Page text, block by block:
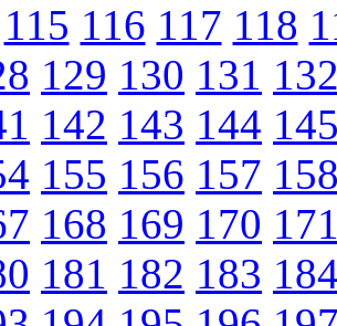
115 116 117 118
129 130 131
142 143 144
155 156 157
168 169 170
181 182 183